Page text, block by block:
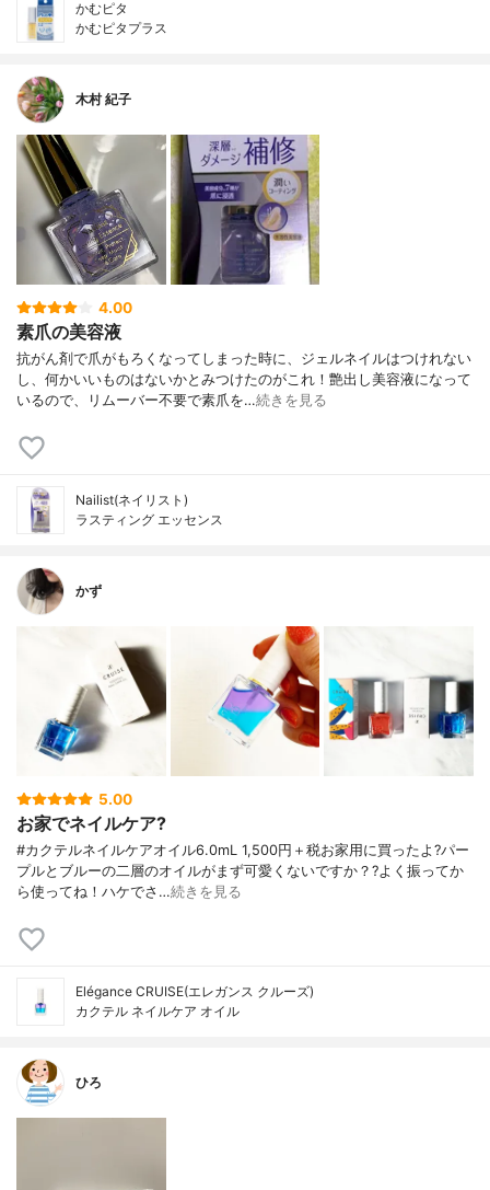
かむピタ
かむピタプラス
木村 紀子
4.00
素爪の美容液
抗がん剤で爪がもろくなってしまった時に、ジェルネイルはつけれない
し、何かいいものはないかとみつけたのがこれ！艶出し美容液になって
いるので、リムーバー不要で素爪を…続きを見る
Nailist(ネイリスト)
ラスティング エッセンス
かず
5.00
お家でネイルケア?
#カクテルネイルケアオイル6.0mL 1,500円＋税お家用に買ったよ?パー
プルとブルーの二層のオイルがまず可愛くないですか？?よく振ってか
ら使ってね！ハケでさ…続きを見る
Elégance CRUISE(エレガンス クルーズ)
カクテル ネイルケア オイル
ひろ